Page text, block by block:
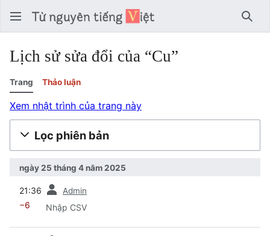
Tìm
Lịch sử sửa đổi của “Cu”
Trang Thảo luận
Xem nhật trình của trang này
Lọc phiên bản
ngày 25 tháng 4 năm 2025
21:36 Admin
−6 Nhập CSV